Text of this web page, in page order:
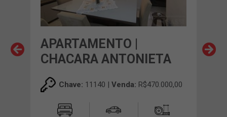
APARTAMENTO |
CHACARA ANTONIETA
Chave: 11140 | Venda: R$470.000,00